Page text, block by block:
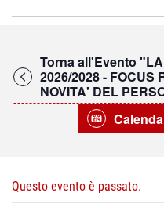
Torna all'Evento
2026/2028 - FOCUS
NOVITA' DEL
Questo evento è passato.